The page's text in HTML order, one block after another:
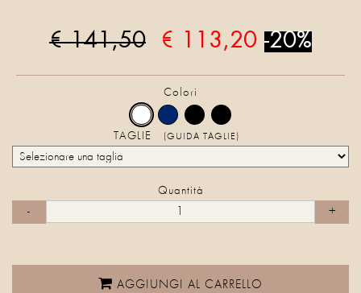
€ 141,50 € 113,20 -20%
Colori
TAGLIE (GUIDA TAGLIE)
Quantità
AGGIUNGI AL CARRELLO